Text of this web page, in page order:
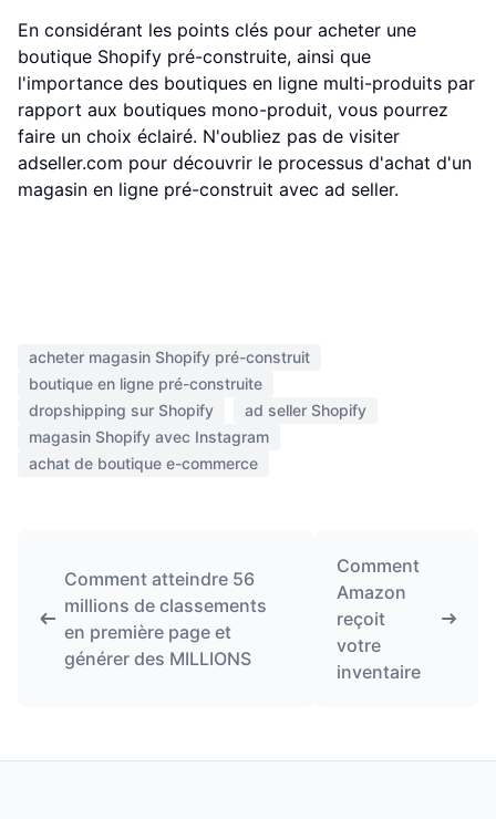
En considérant les points clés pour acheter une
boutique Shopify pré-construite, ainsi que
l'importance des boutiques en ligne multi-produits par
rapport aux boutiques mono-produit, vous pourrez
faire un choix éclairé. N'oubliez pas de visiter
adseller.com pour découvrir le processus d'achat d'un
magasin en ligne pré-construit avec ad seller.
acheter magasin Shopify pré-construit
boutique en ligne pré-construite
dropshipping sur Shopify
ad seller Shopify
magasin Shopify avec Instagram
achat de boutique e-commerce
Comment atteindre 56
millions de classements
en première page et
générer des MILLIONS
Comment
Amazon
reçoit
votre
inventaire